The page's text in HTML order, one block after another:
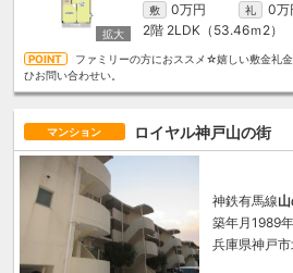
敷 0万円 礼
0万
2階 2LDK（53.46ｍ 2）
ファミリーの方におススメ☆嬉しい敷金礼
ひお問い合わせい。
マンション ロイヤル神戸山の街
神鉄有馬線
築年月1989
兵庫県神戸